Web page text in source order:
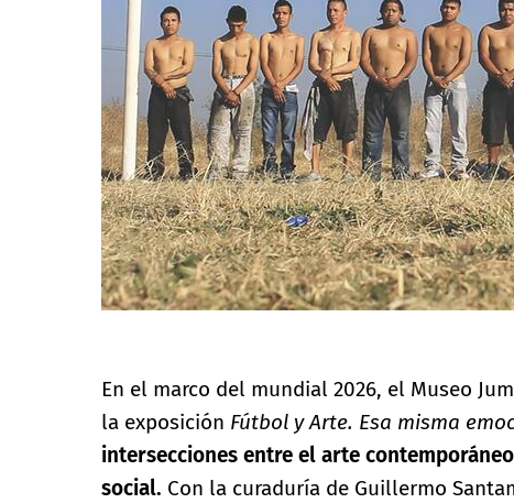
En el marco del mundial 2026, el Museo
la exposición Fútbol y Arte. Esa misma
intersecciones entre el arte
social. Con la curaduría de Guillermo